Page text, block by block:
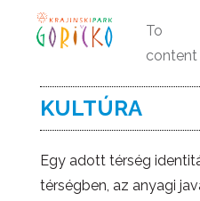
To
content
KULTÚRA
Egy adott térség
térségben, az anyagi